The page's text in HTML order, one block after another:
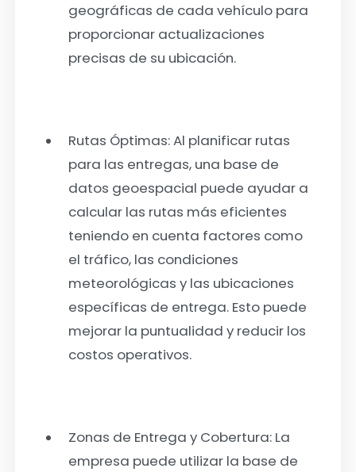
geográficas de cada vehículo para
proporcionar actualizaciones
precisas de su ubicación.
Rutas Óptimas:Al planificar rutas
para las entregas, una base de
datos geoespacial puede ayudar a
calcular las rutas más eficientes
teniendo en cuenta factores como
el tráfico, las condiciones
meteorológicas y las ubicaciones
específicas de entrega. Esto puede
mejorar la puntualidad y reducir los
costos operativos.
Zonas de Entrega y Cobertura: La
empresa puede utilizar la base de